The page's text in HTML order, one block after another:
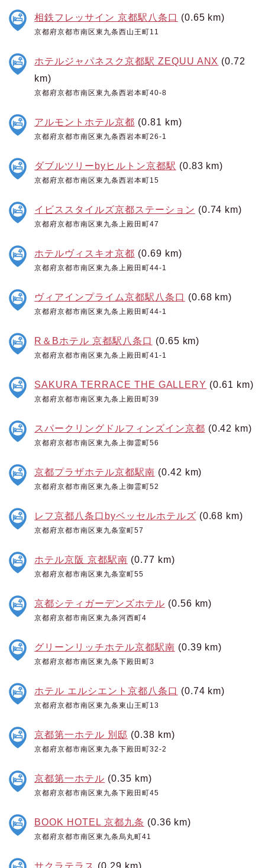
相鉄フレッサイン 京都駅八条口 (0.65 km)
京都府京都市南区東九条西山王町11
ホテルジャパネスク京都駅 ZEQUU ANX (0.72
km)
京都府京都市南区東九条西岩本町40-8
アルモントホテル京都 (0.81 km)
京都府京都市南区東九条西岩本町26-1
ダブルツリーbyヒルトン京都駅 (0.83 km)
京都府京都市南区東九条西岩本町15
イビススタイルズ京都ステーション (0.74 km)
京都府京都市南区東九条上殿田町47
ホテルヴィスキオ京都 (0.69 km)
京都府京都市南区東九条上殿田町44-1
ヴィアインプライム京都駅八条口 (0.68 km)
京都府京都市南区東九条上殿田町44-1
R＆Bホテル 京都駅八条口 (0.65 km)
京都府京都市南区東九条上殿田町41-1
SAKURA TERRACE THE GALLERY (0.61 km)
京都府京都市南区東九条上殿田町39
スパークリングドルフィンズイン京都 (0.42 km)
京都府京都市南区東九条上御霊町56
京都プラザホテル京都駅南 (0.42 km)
京都府京都市南区東九条上御霊町52
レフ京都八条口byベッセルホテルズ (0.68 km)
京都府京都市南区東九条室町57
ホテル京阪 京都駅南 (0.77 km)
京都府京都市南区東九条室町55
京都シティガーデンズホテル (0.56 km)
京都府京都市南区東九条河西町4
グリーンリッチホテル京都駅南 (0.39 km)
京都府京都市南区東九条下殿田町3
ホテル エルシエント京都八条口 (0.74 km)
京都府京都市南区東九条東山王町13
京都第一ホテル 別邸 (0.38 km)
京都府京都市南区東九条下殿田町32-2
京都第一ホテル (0.35 km)
京都府京都市南区東九条下殿田町45
BOOK HOTEL 京都九条 (0.36 km)
京都府京都市南区東九条烏丸町41
サクラテラス (0.29 km)